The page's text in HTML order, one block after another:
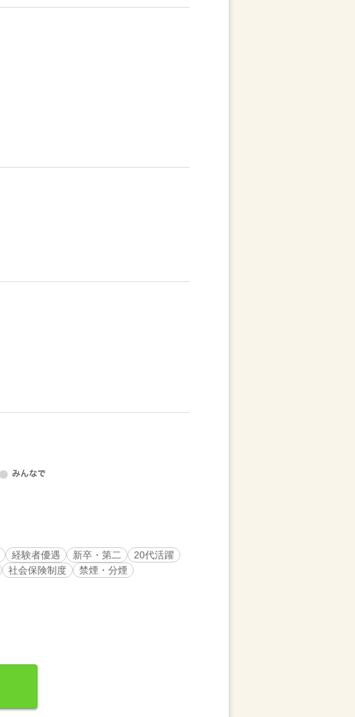
経験者優遇 新卒・第二
20代活躍
社会保険制度
禁煙・分煙